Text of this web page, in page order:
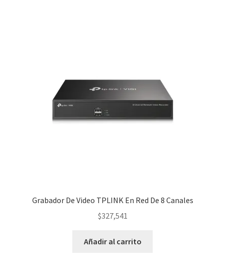
Grabador De Video TPLINK En Red De 8 Canales
$327,541
Añadir al carrito